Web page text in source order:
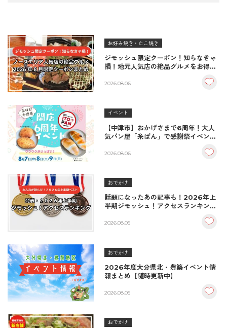
お好み焼き・たこ焼き
ジモッシュ限定クーポン！知らなきゃ
損！地元人気店の絶品グルメをお得に
2026.08.06
イベント
【中津市】おかげさまで6周年！大人
気パン屋「糸ぱん」で感謝祭イベント
♪（8/7〜8/9）
2026.08.06
おでかけ
話題になったあの記事も！2026年上
半期ジモッシュ！アクセスランキング
2026.08.05
おでかけ
2026年度大分県北・豊築イベント情
報まとめ【随時更新中】
2026.08.05
おでかけ